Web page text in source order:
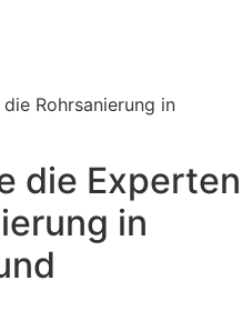
Rohrsanierung in
die Experten
in